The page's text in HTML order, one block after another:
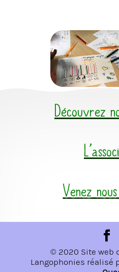
Découvrez
Venez
© 2020 Site web
Langophonies réalisé